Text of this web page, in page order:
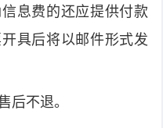
息费的还应提供付款
具后将以邮件形式发
后不退。